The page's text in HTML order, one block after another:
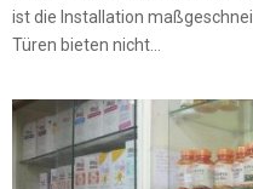
ist die Installation
Türen bieten nicht...